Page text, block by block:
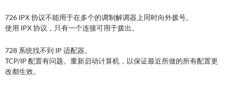
726 IPX 协议不能用于在多个的调制解调器上同时向外拨号。
使用 IPX 协议，只有一个连接可用于拨出。
728 系统找不到 IP 适配器。
TCP/IP 配置有问题。重新启动计算机，以保证最近所做的所有配置更
改都生效。